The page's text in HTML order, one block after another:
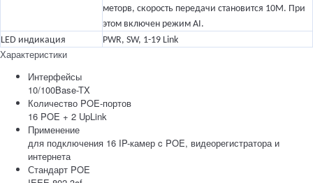
меторв, скорость передачи становится 10M. При
этом включен режим AI.
LED индикация
PWR, SW, 1-19 Link
Характеристики
Интерфейсы
10/100Base-TX
Количество POE-портов
16 POE + 2 UpLink
Применение
для подключения 16 IP-камер c POE, видеорегистратора и
интернета
Стандарт POE